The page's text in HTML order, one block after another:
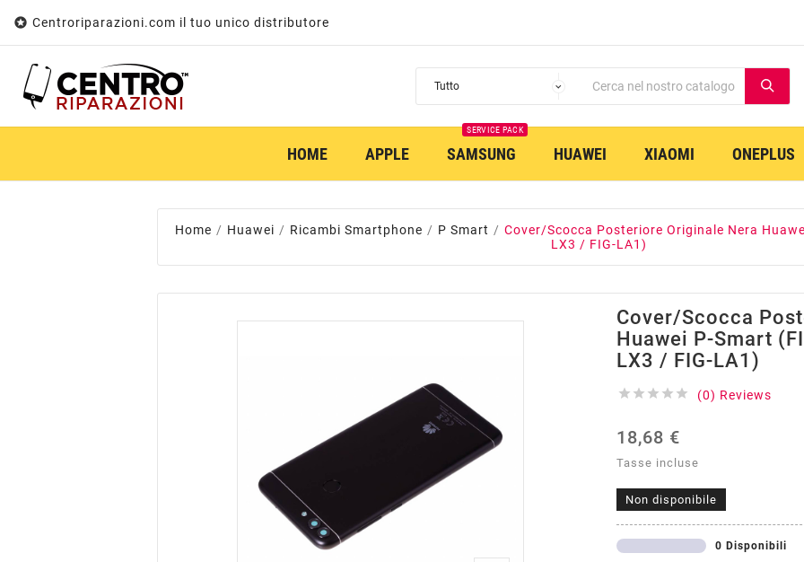
 Centroriparazioni.com il tuo unico distributore
HOME APPLE SAMSUNG
SERVICE PACK
HUAWEI XIAOMI ONEPLUS
Home Huawei Ricambi Smartphone P Smart
Cover/Scocca Posteriore Originale Nera
LX3 / FIG-LA1)
Cover/Scocca
Huawei P-Smart
LX3 / FIG-LA1)
     (0) Reviews
18,68 €
Tasse incluse
Non disponibile
0 Disponibili